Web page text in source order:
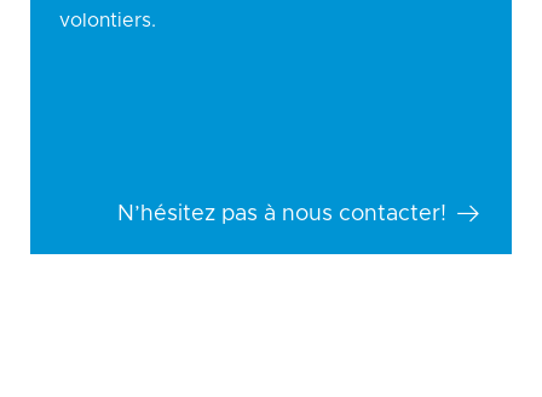
volontiers.
N’hésitez pas à nous contacter!